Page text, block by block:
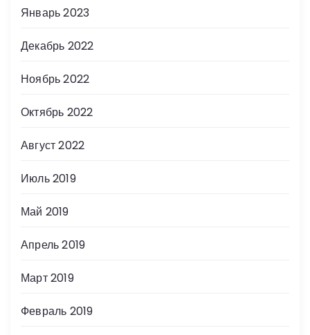
Январь 2023
Декабрь 2022
Ноябрь 2022
Октябрь 2022
Август 2022
Июль 2019
Май 2019
Апрель 2019
Март 2019
Февраль 2019